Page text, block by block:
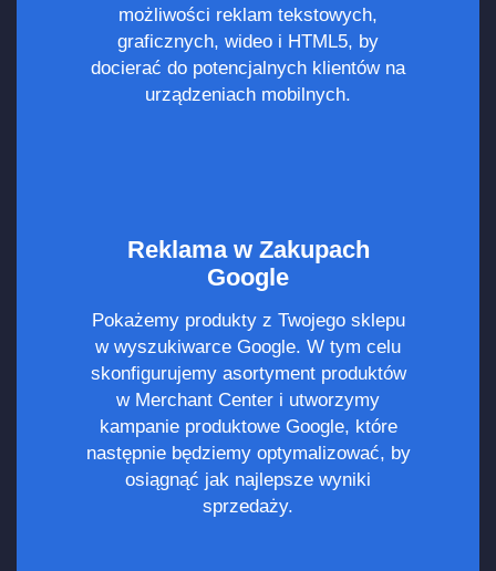
możliwości reklam tekstowych,
graficznych, wideo i HTML5, by
docierać do potencjalnych klientów na
urządzeniach mobilnych.
Reklama w Zakupach
Google
Pokażemy produkty z Twojego sklepu
w wyszukiwarce Google. W tym celu
skonfigurujemy asortyment produktów
w Merchant Center i utworzymy
kampanie produktowe Google, które
następnie będziemy optymalizować, by
osiągnąć jak najlepsze wyniki
sprzedaży.